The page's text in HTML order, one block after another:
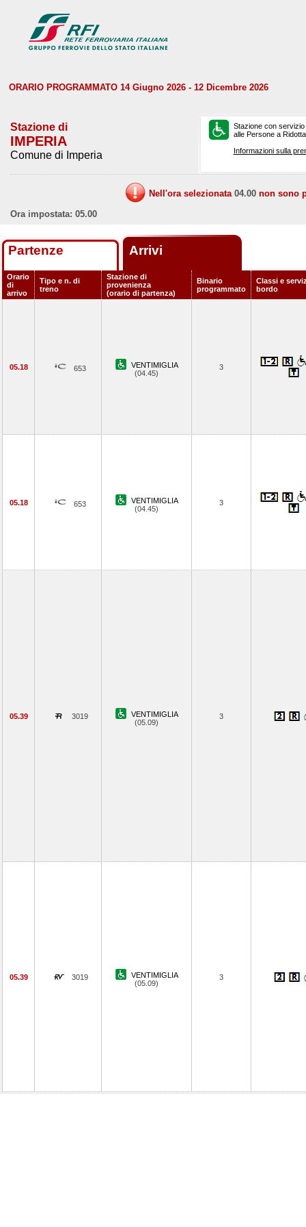
ORARIO PROGRAMMATO 14 Giugno 2026 - 12 Dicembre 2026
Stazione di
IMPERIA
Comune di Imperia
Stazione con
alle Persone a
Informazioni sulla
Nell'ora selezionata 04.00 non sono
Ora impostata: 05.00
Partenze Arrivi
Orario
di
arrivo
Tipo e n. di
treno
Stazione di
provenienza
(orario di partenza)
Binario
programmato
Classi e
bordo
05.18 653
VENTIMIGLIA
(04.45)
3
05.18 653
VENTIMIGLIA
(04.45)
3
05.39 3019
VENTIMIGLIA
(05.09)
3
05.39 3019
VENTIMIGLIA
(05.09)
3